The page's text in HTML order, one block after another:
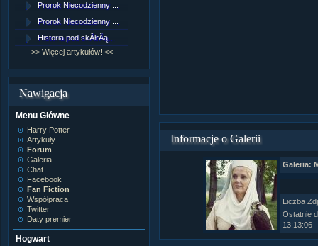
Prorok Niecodzienny ...
Prorok Niecodzienny ...
Historia pod skĂłrÂą...
>> Więcej artykułów! <<
Nawigacja
Menu Główne
Harry Potter
Artykuły
Forum
Galeria
Chat
Facebook
Fan Fiction
Współpraca
Twitter
Daty premier
Hogwart
Informacje o Galerii
Galeria:
Liczba
Ostatnie
13:13:06